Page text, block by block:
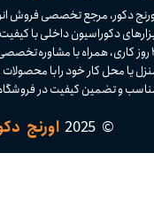
دکور، مرجع تخصصی فروش
۴ روز کاری، همراه با مشاوره
یا محل کار خود را با
و تضمین کیفیت در فروشگاه
© 2025 اورنج